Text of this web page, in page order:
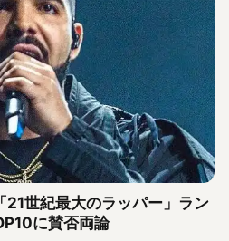
21世紀最大のラッパー」ラン
に賛否両論